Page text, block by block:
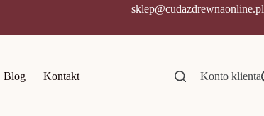
sklep@cudazdrewnaonline.pl
Blog Kontakt Konto klienta